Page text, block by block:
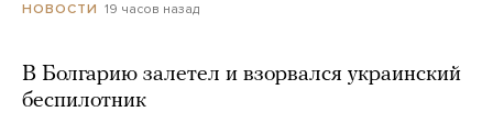
НОВОСТИ 19 часов назад
В Болгарию залетел и взорвался украинский
беспилотник